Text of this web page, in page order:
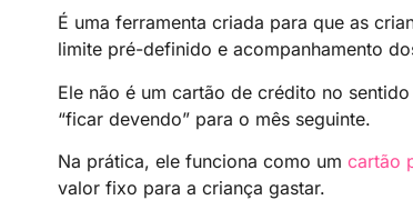
É uma ferramenta criada para que as
limite pré-definido e acompanhamento
Ele não é um cartão de crédito no
“ficar devendo” para o mês seguinte.
Na prática, ele funciona como um cartão
valor fixo para a criança gastar.